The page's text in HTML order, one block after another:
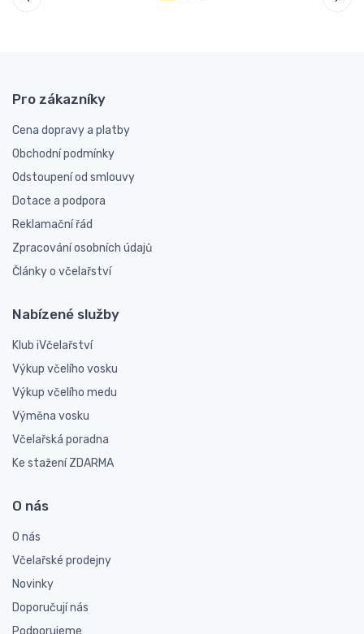
Pro zákazníky
Cena dopravy a platby
Obchodní podmínky
Odstoupení od smlouvy
Dotace a podpora
Reklamační řád
Zpracování osobních údajů
Články o včelařství
Nabízené služby
Klub iVčelařství
Výkup včelího vosku
Výkup včelího medu
Výměna vosku
Včelařská poradna
Ke stažení ZDARMA
O nás
O nás
Včelařské prodejny
Novinky
Doporučují nás
Podporujeme